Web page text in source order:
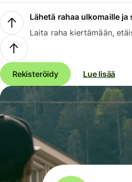
Lähetä rahaa ulkomaille ja
Laita raha kiertämään,
Rekisteröidy Lue lisää